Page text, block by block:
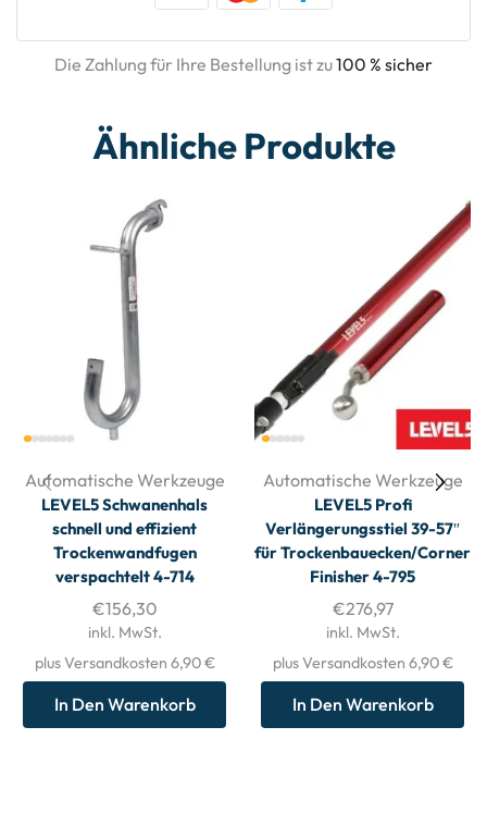
Die Zahlung für Ihre Bestellung ist zu100 % sicher
Ähnliche Produkte
Automatische Werkzeuge
LEVEL5 Schwanenhals
schnell und effizient
Trockenwandfugen
verspachtelt 4-714
€156,30
inkl. MwSt.
plus Versandkosten 6,90 €
In Den Warenkorb
Automatische Werkzeuge
LEVEL5 Profi
Verlängerungsstiel 39-57″
für Trockenbauecken/Corner
Finisher 4-795
€276,97
inkl. MwSt.
plus Versandkosten 6,90 €
In Den Warenkorb